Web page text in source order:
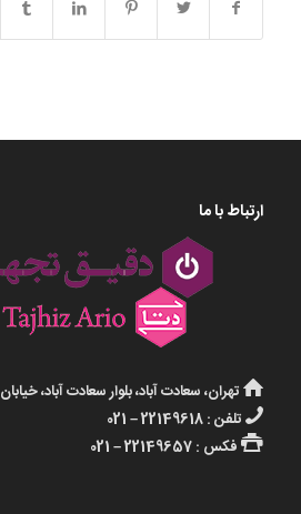
ارتباط با ما
تهران، سعادت آباد، بلوار سعادت آباد، خیابان ۳۴ ام، پلاک ۷۶، واحد ۱۴
تلفن : 22149618 – 021
فکس : 22149657 – 021